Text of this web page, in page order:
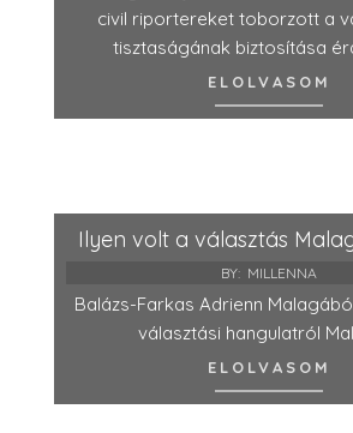
civil riportereket toborzott a
tisztaságának biztosítása
ELOLVASOM
Ilyen volt a választás
BY: MILLENNA
Balázs-Farkas Adrienn
választási hangulatról
ELOLVASOM